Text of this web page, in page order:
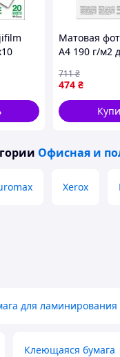
Матовая
A4 190 г/м2
и цветных
474 ₴
711₴
Офисная и
Xerox
для ламинирования
Клеющаяся бумага